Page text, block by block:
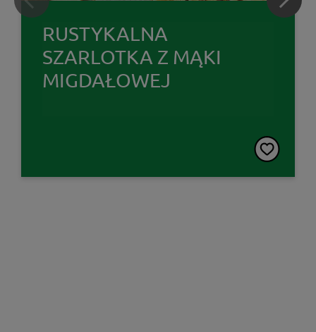
RUSTYKALNA
SZARLOTKA Z MĄKI
MIGDAŁOWEJ